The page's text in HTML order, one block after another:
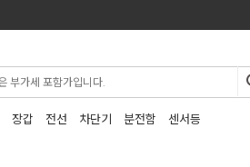
장갑 전선 차단기 분전함 센서등